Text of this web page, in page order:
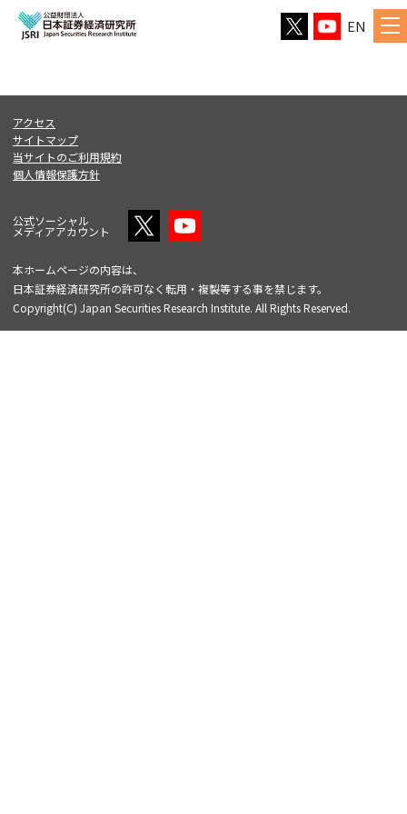
EN
アクセス
サイトマップ
当サイトのご利用規約
個人情報保護方針
公式ソーシャル
メディアアカウント
本ホームページの内容は、
日本証券経済研究所の許可なく転用・複製等する事を禁じます。
Copyright(C) Japan Securities Research Institute. All Rights Reserved.